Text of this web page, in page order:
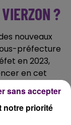
?
nouveaux
préfecture
en 2023,
en cet
a fait
au ministre
notre priorité
sans accepter